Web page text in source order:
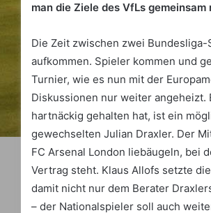
man die Ziele des VfLs
Die Zeit zwischen zwei
aufkommen. Spieler kommen und
Turnier, wie es nun mit der
Diskussionen nur weiter
hartnäckig gehalten hat, ist ein
gewechselten Julian Draxler. Der
FC Arsenal London liebäugeln, bei
Vertrag steht. Klaus Allofs setzte
damit nicht nur dem Berater
– der Nationalspieler soll auch